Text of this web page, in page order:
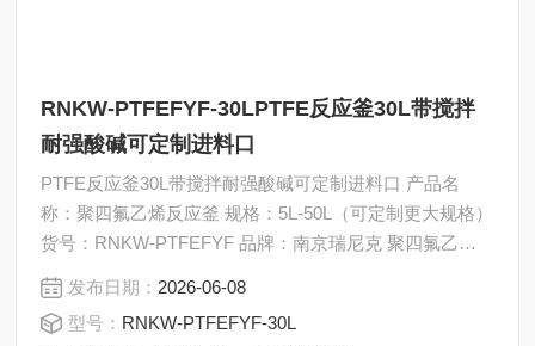
RNKW-PTFEFYF-30LPTFE反应釜30L带搅拌
耐强酸碱可定制进料口
PTFE反应釜30L带搅拌耐强酸碱可定制进料口 产品名
称：聚四氟乙烯反应釜 规格：5L-50L（可定制更大规格）
货号：RNKW-PTFEFYF 品牌：南京瑞尼克 聚四氟乙烯
反应釜，主要用于蒸馏提纯合成实验，耐强酸强碱有机溶
剂，本底值低无污染，尺寸可定制，也可以做成双层反应
釜，根据需求加进料口，下料阀等配件，耐受一定压力。
发布日期： 2026-06-08
型号： RNKW-PTFEFYF-30L